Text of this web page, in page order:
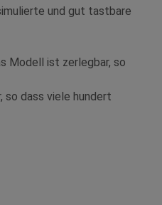
und gut tastbare
Modell ist zerlegbar, so
so dass viele hundert